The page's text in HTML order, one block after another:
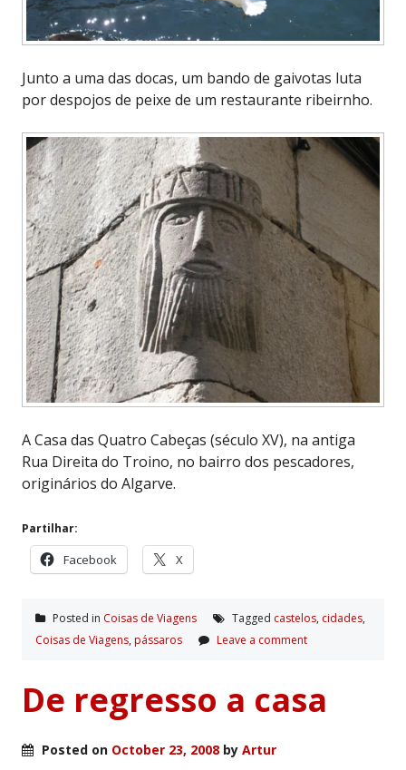
Junto a uma das docas, um bando de gaivotas luta
por despojos de peixe de um restaurante ribeirnho.
A Casa das Quatro Cabeças (século XV), na antiga
Rua Direita do Troino, no bairro dos pescadores,
originários do Algarve.
Partilhar:
Facebook X
Posted in Coisas de Viagens Tagged castelos, cidades,
Coisas de Viagens, pássaros Leave a comment
De regresso a casa
Posted on October 23, 2008 by Artur